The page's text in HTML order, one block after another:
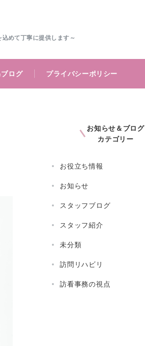
めて丁寧に提供します～
ログ プライバシーポリシー
お知らせ＆ブログ
カテゴリー
お役立ち情報
お知らせ
スタッフブログ
スタッフ紹介
未分類
訪問リハビリ
訪看事務の視点